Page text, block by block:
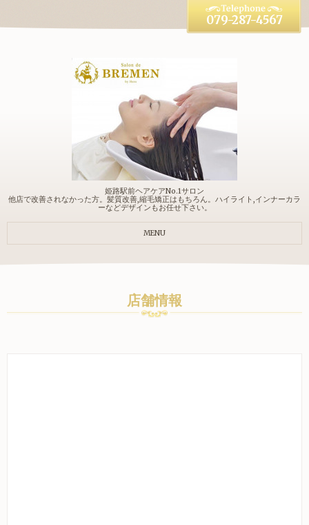
姫路駅前ヘアケアNo.1サロン
他店で改善されなかった方。髪質改善,縮毛矯正はもちろん。ハイライト,インナーカラ
ーなどデザインもお任せ下さい。
079-287-4567
MENU
店舗情報